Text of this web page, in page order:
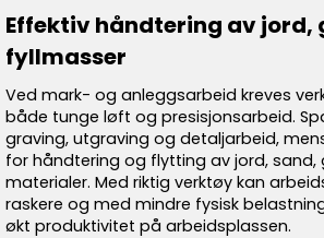
Effektiv håndtering av jord,
fyllmasser
Ved mark- og anleggsarbeid kreves
både tunge løft og presisjonsarbeid.
graving, utgraving og detaljarbeid,
for håndtering og flytting av jord, sand,
materialer. Med riktig verktøy kan
raskere og med mindre fysisk
økt produktivitet på arbeidsplassen.